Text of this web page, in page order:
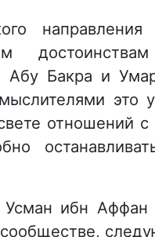
Абу Бакра и
это
отношений
ибн Аффан